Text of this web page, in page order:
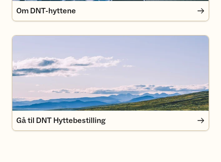
Om DNT-hyttene
Gå til DNT Hyttebestilling
Gå til DNT Hyttebestilling